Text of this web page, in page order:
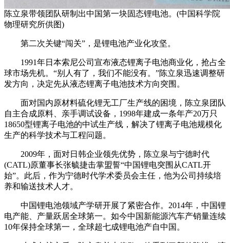
陈立泉带领团队研制出中国第一块固态锂电池。(中国科学院
物理研究所供图)
第二次关键“闯关”，是锂电池产业化攻坚。
1991年日本索尼公司宣布液态锂离子电池商业化，抢占全
球市场先机。“别人有了，我们不能没有。”陈立泉迅速调整研
发方向，决定先从液态锂离子电池技术方向突围。
面对国内原材料硫化锂无工厂生产线的困境，陈立泉团队
自主合成原料、亲手调试设备，1998年建成一条年产20万只
18650型锂离子电池的中试生产线，解决了锂离子电池规模化
生产的科学技术与工程问题。
2009年，面对日韩企业领先优势，陈立泉与宁德时代
(CATL)原董事长张毓捷击掌盟誓“中国锂电突围从CATL开
始”。此后，作为宁德时代学术委员会主任，他为公司持续培
养和输送技术人才。
中国锂电池领域产学研开展了紧密合作。2014年，中国锂
电产能、产量跃居全球第一。如今中国新能源汽车产销量连续
10年保持全球第一，全球超七成锂电池产自中国。